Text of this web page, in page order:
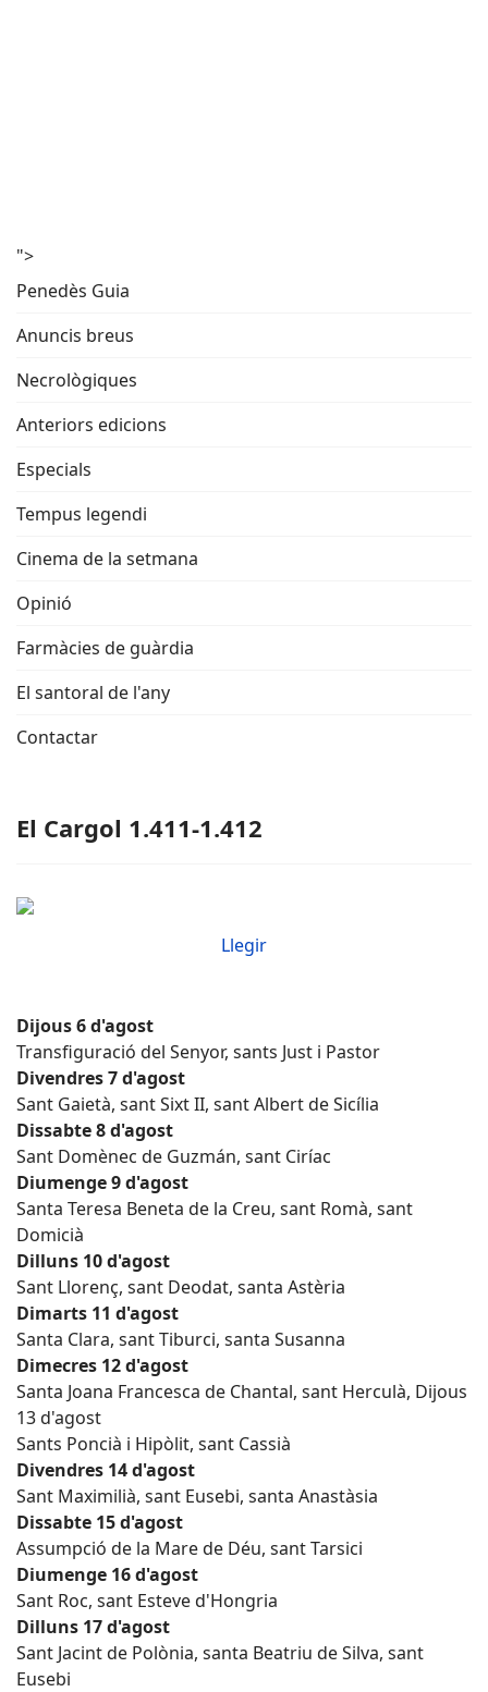
">
Penedès Guia
Anuncis breus
Necrològiques
Anteriors edicions
Especials
Tempus legendi
Cinema de la setmana
Opinió
Farmàcies de guàrdia
El santoral de l'any
Contactar
El Cargol 1.411-1.412
Llegir
Dijous 6 d'agost
Transfiguració del Senyor, sants Just i Pastor
Divendres 7 d'agost
Sant Gaietà, sant Sixt II, sant Albert de Sicília
Dissabte 8 d'agost
Sant Domènec de Guzmán, sant Ciríac
Diumenge 9 d'agost
Santa Teresa Beneta de la Creu, sant Romà, sant
Domicià
Dilluns 10 d'agost
Sant Llorenç, sant Deodat, santa Astèria
Dimarts 11 d'agost
Santa Clara, sant Tiburci, santa Susanna
Dimecres 12 d'agost
Santa Joana Francesca de Chantal, sant Herculà, Dijous
13 d'agost
Sants Poncià i Hipòlit, sant Cassià
Divendres 14 d'agost
Sant Maximilià, sant Eusebi, santa Anastàsia
Dissabte 15 d'agost
Assumpció de la Mare de Déu, sant Tarsici
Diumenge 16 d'agost
Sant Roc, sant Esteve d'Hongria
Dilluns 17 d'agost
Sant Jacint de Polònia, santa Beatriu de Silva, sant
Eusebi